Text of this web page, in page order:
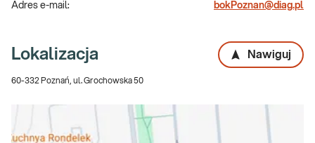
Adres e-mail: bokPoznan@diag.pl
Lokalizacja Nawiguj
60-332 Poznań, ul. Grochowska 50